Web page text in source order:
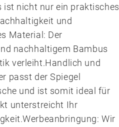
ist nicht nur ein praktisches
und
Material: Der
nachhaltigem Bambus
verleiht.Handlich und
passt der Spiegel
und ist somit ideal für
unterstreicht Ihr
Wir